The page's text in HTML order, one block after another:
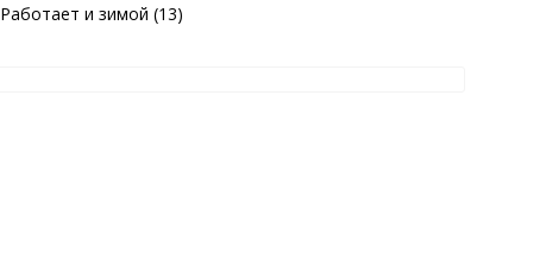
Работает и зимой (13)